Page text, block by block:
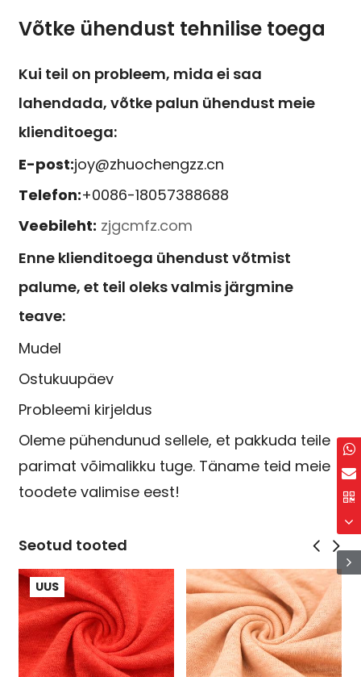
Võtke ühendust tehnilise toega
Kui teil on probleem, mida ei saa
lahendada, võtke palun ühendust meie
klienditoega:
E-post:joy@zhuochengzz.cn
Telefon:+0086-18057388688
Veebileht: zjgcmfz.com
Enne klienditoega ühendust võtmist
palume, et teil oleks valmis järgmine
teave:
Mudel
Ostukuupäev
Probleemi kirjeldus
Oleme pühendunud sellele, et pakkuda teile
parimat võimalikku tuge. Täname teid meie
toodete valimise eest!
Seotud tooted
UUS